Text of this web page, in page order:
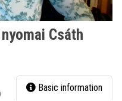
Csáth
Basic information